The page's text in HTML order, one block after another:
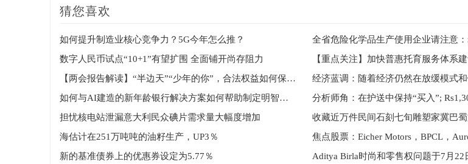
猜您喜欢
如何提升制造业核心竞争力？5G今年怎么推？
数字人民币试点“10+1”有望扩围 全面铺开尚存阻力
【重点关注】加快普惠托育服务体系
【两会报告解读】“半边天”“少年的你”，合法权益如何保障？
如何与AI建造的新年龄银行解决方案如何帮助制定明智的投资重点
分析师角：在护送中保持“买入”;
担忧核电站泄漏意大利民众碘片需求量大幅度增加
收藏近万件民间石刻七旬雕塑家冀巴
海估计在251万吨吨的油籽生产，UP3％
新的基准债券上的优惠券设定为5.77％